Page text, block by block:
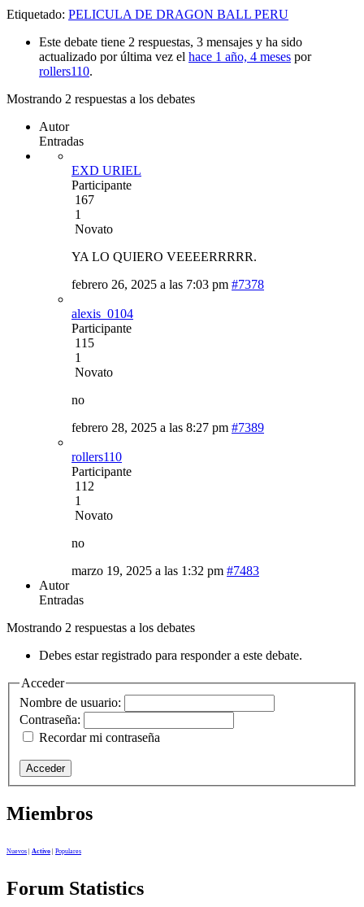
Etiquetado: PELICULA DE DRAGON BALL PERU
Este debate tiene 2 respuestas, 3 mensajes y ha sido
actualizado por última vez el hace 1 año, 4 meses por
rollers110.
Mostrando 2 respuestas a los debates
Autor
Entradas
EXD URIEL
Participante
167
1
Novato
YA LO QUIERO VEEEERRRRR.
febrero 26, 2025 a las 7:03 pm #7378
alexis_0104
Participante
115
1
Novato
no
febrero 28, 2025 a las 8:27 pm #7389
rollers110
Participante
112
1
Novato
no
marzo 19, 2025 a las 1:32 pm #7483
Autor
Entradas
Mostrando 2 respuestas a los debates
Debes estar registrado para responder a este debate.
Acceder
Nombre de usuario:
Contraseña:
Recordar mi contraseña
Acceder
Miembros
Nuevos Activo Populares
Forum Statistics